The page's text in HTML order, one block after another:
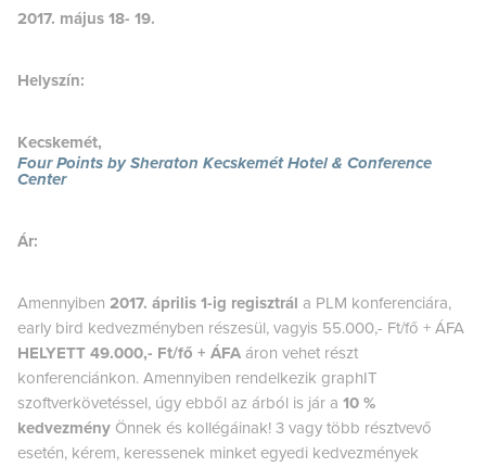
2017. május 18- 19.
Helyszín:
Kecskemét,
Four Points by Sheraton Kecskemét Hotel & Conference
Center
Ár:
Amennyiben 2017. április 1-ig regisztrál a PLM konferenciára,
early bird kedvezményben részesül, vagyis 55.000,- Ft/fő + ÁFA
HELYETT 49.000,- Ft/fő + ÁFA áron vehet részt
konferenciánkon. Amennyiben rendelkezik graphIT
szoftverkövetéssel, úgy ebből az árból is jár a 10 %
kedvezmény Önnek és kollégáinak! 3 vagy több résztvevő
esetén, kérem, keressenek minket egyedi kedvezmények